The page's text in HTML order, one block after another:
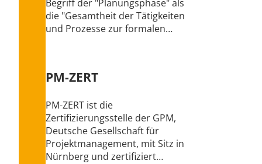
Begriff der "Planungsphase" als
die "Gesamtheit der Tätigkeiten
und Prozesse zur formalen…
PM-ZERT
PM-ZERT ist die
Zertifizierungsstelle der GPM,
Deutsche Gesellschaft für
Projektmanagement, mit Sitz in
Nürnberg und zertifiziert…